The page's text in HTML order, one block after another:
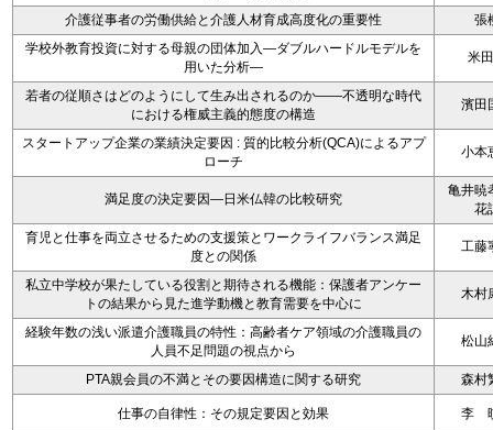
介護従事者の労働供給と介護人材育成高度化の重要性
張
学校外教育投資に対する母親の団体加入―ダブルハードルモデルを
用いた分析―
米
若者の従順さはどのようにして生み出されるのか――不透明な時代
における権威主義的態度の構造
濱田
スタートアップ企業の業績決定要因 : 質的比較分析(QCA)によるアプ
ローチ
小本
満足度の決定要因―日米仏韓の比較研究
亀井暁
花
育児と仕事を両立させるための支援策とワークライフバランス満足
度との関係
工藤
私立中学校が果たしている役割と期待される機能：保護者アンケー
トの結果から見た進学動機と教育需要を中心に
木村
経験年数の浅い派遣介護職員の特性：高齢者ケア領域の介護職員の
人員不足問題の視点から
松山
PTA親会員の不満とその要因構造に関する研究 森村
仕事の自律性：その規定要因と効果 李